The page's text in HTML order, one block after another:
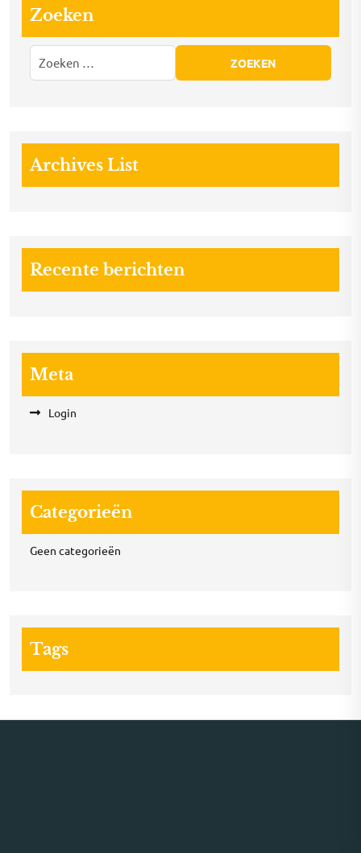
Zoeken
Archives List
Recente berichten
Meta
Login
Categorieën
Geen categorieën
Tags